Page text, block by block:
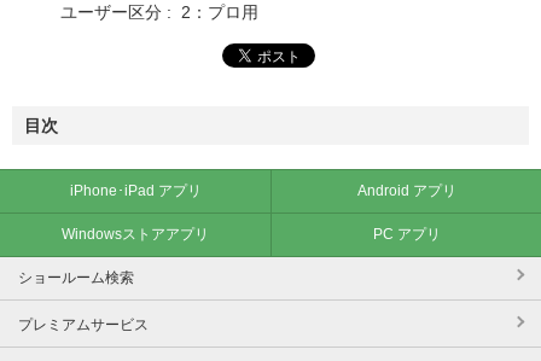
ユーザー区分 : 2：プロ用
目次
iPhone･iPad アプリ Android アプリ
Windowsストアアプリ PC アプリ
ショールーム検索
プレミアムサービス